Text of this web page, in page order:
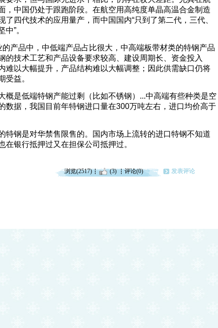
，中国仍处于跟跑阶段。在航空用高纯度单晶高温合金制造
了四代技术的应用量产，而中国国内“只到了第二代，三代、
中”。
产品中，中低端产品占比很大，中高端板带材类的特钢产品
的技术工艺和产品设备要求较高、建设周期长、资金投入
难以大幅提升，产品结构难以大幅调整；因此供需缺口仍将
受益。
概是低端特钢产能过剩（比如不锈钢）...中高端有些种类是空
数据，我国目前年特钢进口量在300万吨左右，进口均价高于
特钢是对华禁售限售的。国内市场上流转的进口特钢不知道
在银行抵押过又在担保公司抵押过。
浏览(2517) (3) 评论(0) 发表评论